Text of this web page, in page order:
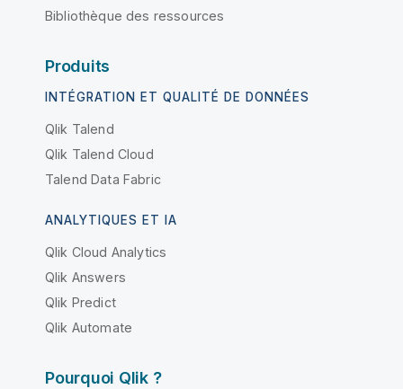
Bibliothèque des ressources
Produits
INTÉGRATION ET QUALITÉ DE DONNÉES
Qlik Talend
Qlik Talend Cloud
Talend Data Fabric
ANALYTIQUES ET IA
Qlik Cloud Analytics
Qlik Answers
Qlik Predict
Qlik Automate
Pourquoi Qlik ?